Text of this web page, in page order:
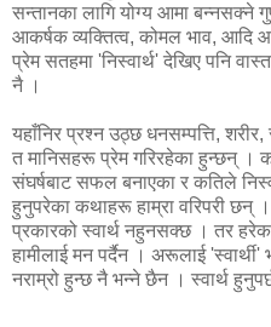
सन्तानका लागि योग्य आमा बन्नसक्ने
आकर्षक व्यक्तित्व, कोमल भाव, आदि
प्रेम सतहमा 'निस्वार्थ' देखिए पनि
नै ।
यहाँनिर प्रश्न उठ्छ धनसम्पत्ति, शरीर,
त मानिसहरू प्रेम गरिरहेका हुन्छन् ।
संघर्षबाट सफल बनाएका र कतिले
हुनुपरेका कथाहरू हाम्रा वरिपरी छन्
प्रकारको स्वार्थ नहुनसक्छ । तर हरेक
हामीलाई मन पर्दैन । अरूलाई
नराम्रो हुन्छ नै भन्ने छैन । स्वार्थ